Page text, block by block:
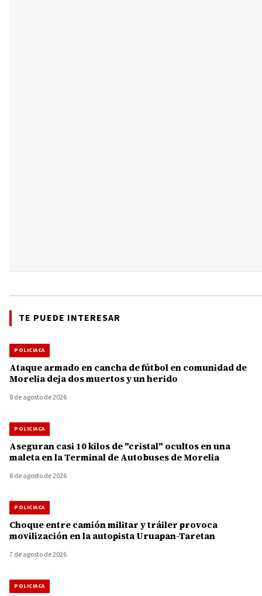
TE PUEDE INTERESAR
POLICIACA
Ataque armado en cancha de fútbol en comunidad de
Morelia deja dos muertos y un herido
8 de agosto de 2026
POLICIACA
Aseguran casi 10 kilos de "cristal" ocultos en una
maleta en la Terminal de Autobuses de Morelia
8 de agosto de 2026
POLICIACA
Choque entre camión militar y tráiler provoca
movilización en la autopista Uruapan-Taretan
7 de agosto de 2026
POLICIACA